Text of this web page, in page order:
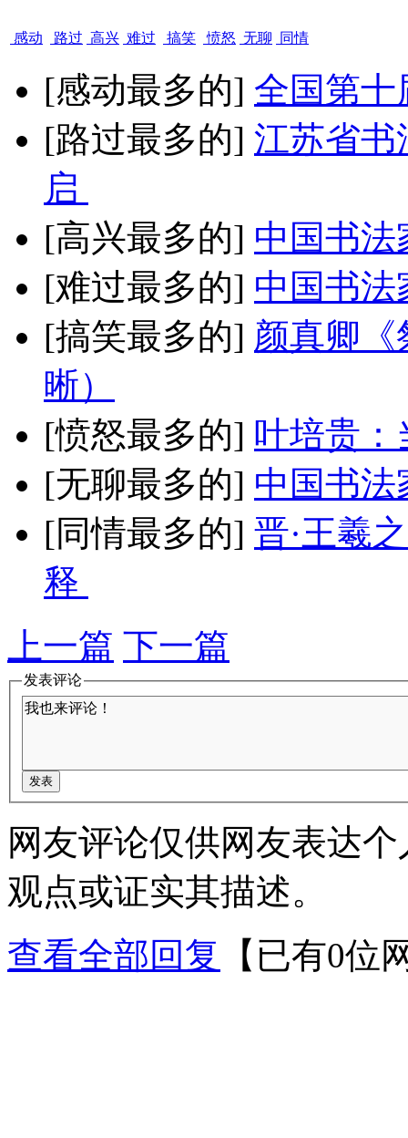
感动 路过 高兴 难过 搞笑 愤怒 无聊 同情
[感动最多的] 全国第十
[路过最多的] 江苏省书
启
[高兴最多的] 中国书法
[难过最多的] 中国书法
[搞笑最多的] 颜真卿《
晰）
[愤怒最多的] 叶培贵：
[无聊最多的] 中国书法
[同情最多的] 晋·王羲
释
上一篇 下一篇
发表评论
网友评论仅供网友表达
观点或证实其描述。
查看全部回复
【已有0位